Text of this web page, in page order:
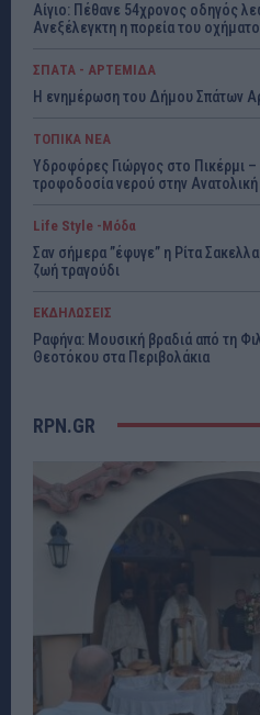
Αίγιο: Πέθανε 54χρονος οδηγός
Ανεξέλεγκτη η πορεία του
ΣΠΑΤΑ - ΑΡΤΕΜΙΔΑ
Η ενημέρωση του Δήμου Σπάτων
ΤΟΠΙΚΑ ΝΕΑ
Υδροφόρες Γιώργος στο Πικέρμι –
τροφοδοσία νερού στην Ανατολική
Life Style -Μόδα
Σαν σήμερα ”έφυγε” η Ρίτα
ζωή τραγούδι
ΕΚΔΗΛΩΣΕΙΣ
Ραφήνα: Μουσική βραδιά από τη
Θεοτόκου στα Περιβολάκια
RPN.GR